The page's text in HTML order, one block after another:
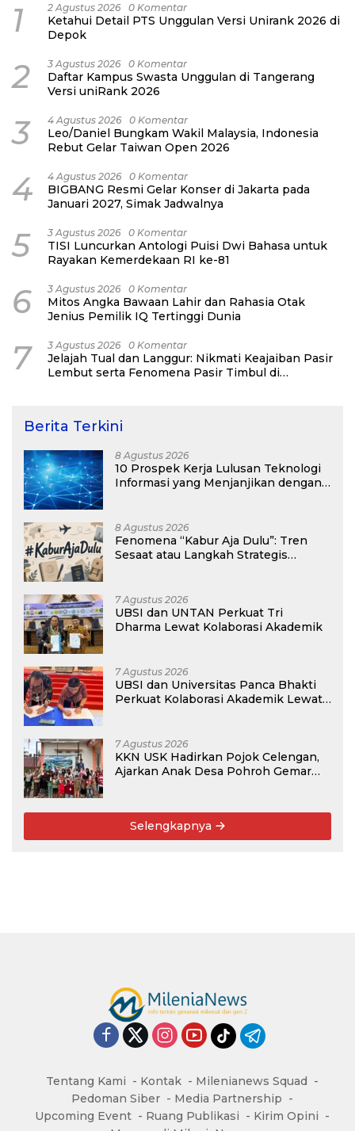
1 2 Agustus 2026 0 Komentar
Ketahui Detail PTS Unggulan Versi Unirank 2026 di
Depok
2 3 Agustus 2026 0 Komentar
Daftar Kampus Swasta Unggulan di Tangerang
Versi uniRank 2026
3 4 Agustus 2026 0 Komentar
Leo/Daniel Bungkam Wakil Malaysia, Indonesia
Rebut Gelar Taiwan Open 2026
4 4 Agustus 2026 0 Komentar
BIGBANG Resmi Gelar Konser di Jakarta pada
Januari 2027, Simak Jadwalnya
5 3 Agustus 2026 0 Komentar
TISI Luncurkan Antologi Puisi Dwi Bahasa untuk
Rayakan Kemerdekaan RI ke-81
6 3 Agustus 2026 0 Komentar
Mitos Angka Bawaan Lahir dan Rahasia Otak
Jenius Pemilik IQ Tertinggi Dunia
7 3 Agustus 2026 0 Komentar
Jelajah Tual dan Langgur: Nikmati Keajaiban Pasir
Lembut serta Fenomena Pasir Timbul di
Berita Terkini
8 Agustus 2026
10 Prospek Kerja Lulusan Teknologi
Informasi yang Menjanjikan dengan
8 Agustus 2026
Fenomena “Kabur Aja Dulu”: Tren
Sesaat atau Langkah Strategis
7 Agustus 2026
UBSI dan UNTAN Perkuat Tri
Dharma Lewat Kolaborasi Akademik
7 Agustus 2026
UBSI dan Universitas Panca Bhakti
Perkuat Kolaborasi Akademik Lewat
7 Agustus 2026
KKN USK Hadirkan Pojok Celengan,
Ajarkan Anak Desa Pohroh Gemar
Selengkapnya
Tentang Kami Kontak
Milenianews Squad
Pedoman Siber
Media Partnership
Upcoming Event
Ruang Publikasi
Kirim Opini